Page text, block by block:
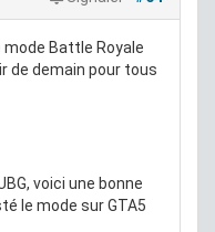
mode Battle Royale
de demain pour tous
voici une bonne
le mode sur GTA5